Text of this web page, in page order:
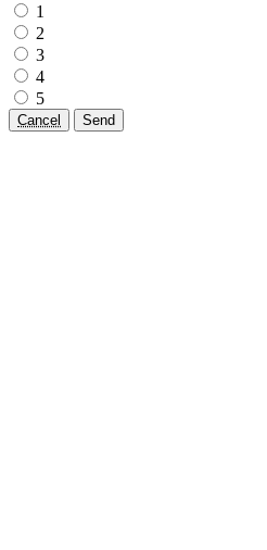
1
2
3
4
5
Cancel Send